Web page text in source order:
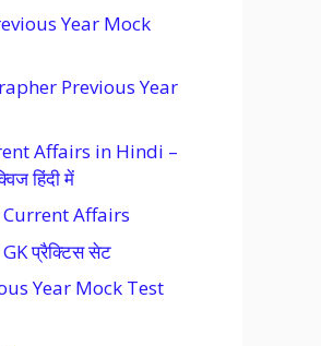
Year Mock
Previous Year
Affairs in Hindi –
हिंदी में
Affairs
प्रैक्टिस सेट
Year Mock Test